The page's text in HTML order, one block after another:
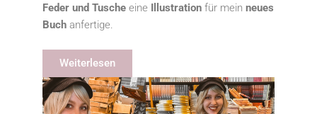
Feder und Tusche eine Illustration für mein neues
Buch anfertige.
Weiterlesen